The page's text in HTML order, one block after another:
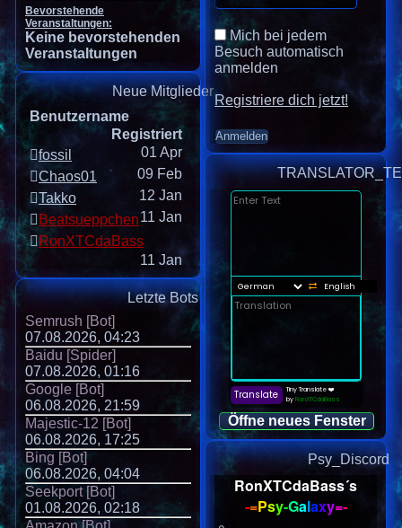
Bevorstehende
Veranstaltungen:
Keine bevorstehenden
Veranstaltungen
Neue Mitglieder
Benutzername
Registriert
fossil
01 Apr
Chaos01
09 Feb
Takko
12 Jan
Beatsueppchen11 Jan
RonXTCdaBass
11 Jan
Letzte Bots
Semrush [Bot]
07.08.2026, 04:23
Baidu [Spider]
07.08.2026, 01:16
Google [Bot]
06.08.2026, 21:59
Majestic-12 [Bot]
06.08.2026, 17:25
Bing [Bot]
06.08.2026, 04:04
Seekport [Bot]
01.08.2026, 02:18
Mich bei jedem
Besuch automatisch
anmelden
Registriere dich jetzt!
Öffne neues Fenster
Psy_Discord
RonXTCdaBass´s
-=Psy-Galaxy=-